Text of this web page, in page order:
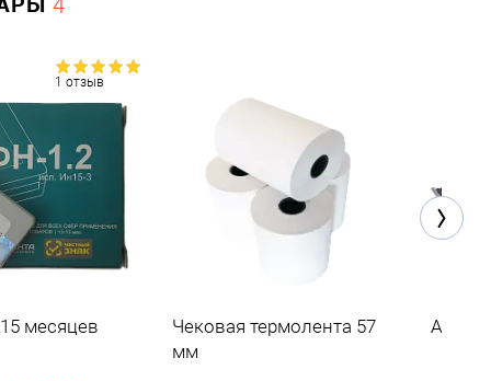
4
1 отзыв
месяцев
Чековая термолента 57
мм
АМС